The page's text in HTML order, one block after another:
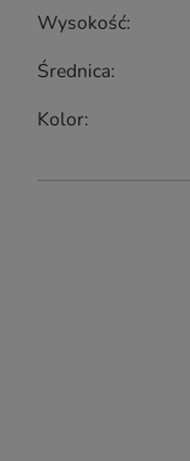
Wysokość
Średnica
Kolor